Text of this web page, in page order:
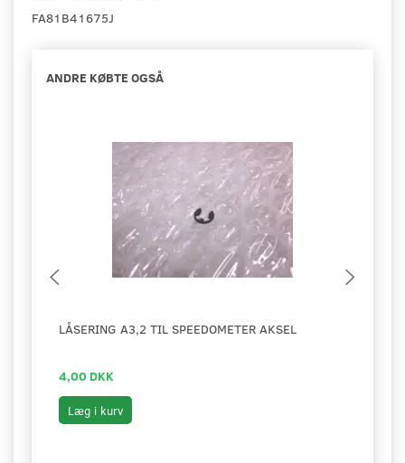
FA81B41675J
ANDRE KØBTE OGSÅ
LÅSERING A3,2 TIL SPEEDOMETER AKSEL
4,00 DKK
Læg i kurv